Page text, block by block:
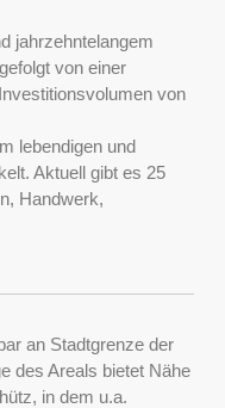
jahrzehntelangem
von einer
von
lebendigen und
Aktuell gibt es 25
Handwerk,
an Stadtgrenze der
des Areals bietet Nähe
in dem u.a.